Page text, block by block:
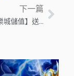
下一篇
冠天下【娛樂城儲值】送優惠，盤點九大好禮沒拿可惜！